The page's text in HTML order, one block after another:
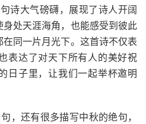
诗大气磅礴，展现了诗人开阔
处天涯海角，也能感受到彼此
同一片月光下。这首诗不仅表
表达了对天下所有人的美好祝
日子里，让我们一起举杯邀明
，还有很多描写中秋的绝句，